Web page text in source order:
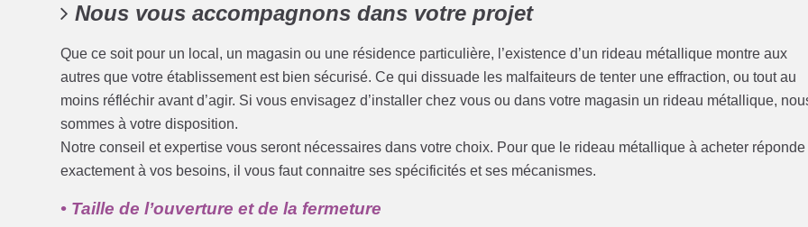
Nous vous accompagnons dans votre projet
Que ce soit pour un local, un magasin ou une résidence particulière, l’existence d’un rideau métallique montre aux
autres que votre établissement est bien sécurisé. Ce qui dissuade les malfaiteurs de tenter une effraction, ou tout au
moins réfléchir avant d’agir. Si vous envisagez d’installer chez vous ou dans votre magasin un rideau métallique,
sommes à votre disposition.
Notre conseil et expertise vous seront nécessaires dans votre choix. Pour que le rideau métallique à acheter réponde
exactement à vos besoins, il vous faut connaitre ses spécificités et ses mécanismes.
• Taille de l’ouverture et de la fermeture